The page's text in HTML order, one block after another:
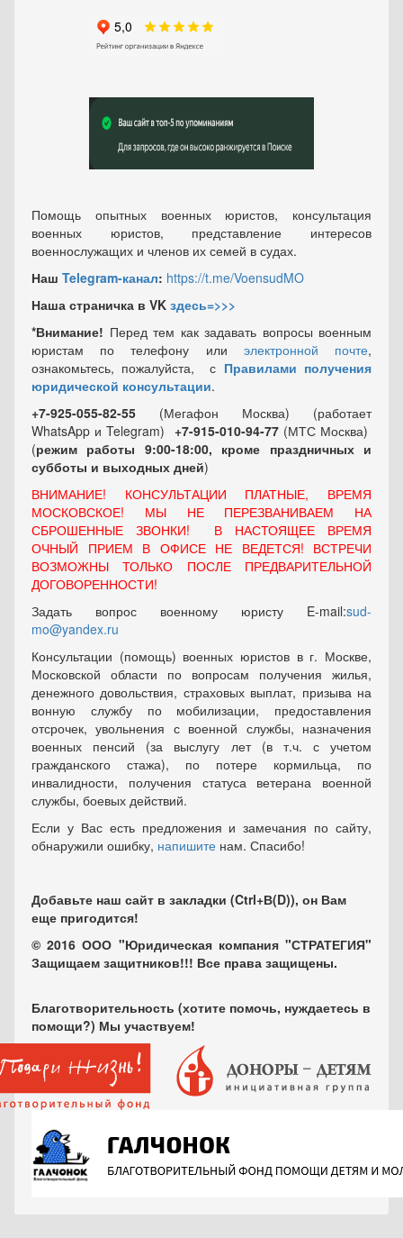
Помощь опытных военных юристов, консультация
военных юристов, представление интересов
военнослужащих и членов их семей в судах.
Наш Telegram-канал: https://t.me/VoensudMO
Наша страничка в VK здесь=>>>
*Внимание! Перед тем как задавать вопросы военным
юристам по телефону или электронной почте,
ознакомьтесь, пожалуйста, с Правилами получения
юридической консультации.
+7-925-055-82-55 (Мегафон Москва) (работает
WhatsApp и Telegram) +7-915-010-94-77 (МТС Москва)
(режим работы 9:00-18:00, кроме праздничных и
субботы и выходных дней)
ВНИМАНИЕ! КОНСУЛЬТАЦИИ ПЛАТНЫЕ, ВРЕМЯ
МОСКОВСКОЕ! МЫ НЕ ПЕРЕЗВАНИВАЕМ НА
СБРОШЕННЫЕ ЗВОНКИ! В НАСТОЯЩЕЕ ВРЕМЯ
ОЧНЫЙ ПРИЕМ В ОФИСЕ НЕ ВЕДЕТСЯ! ВСТРЕЧИ
ВОЗМОЖНЫ ТОЛЬКО ПОСЛЕ ПРЕДВАРИТЕЛЬНОЙ
ДОГОВОРЕННОСТИ!
Задать вопрос военному юристу E-mail:sud-
mo@yandex.ru
Консультации (помощь) военных юристов в г. Москве,
Московской области по вопросам получения жилья,
денежного довольствия, страховых выплат, призыва на
вонную службу по мобилизации, предоставления
отсрочек, увольнения с военной службы, назначения
военных пенсий (за выслугу лет (в т.ч. с учетом
гражданского стажа), по потере кормильца, по
инвалидности, получения статуса ветерана военной
службы, боевых действий.
Если у Вас есть предложения и замечания по сайту,
обнаружили ошибку, напишите нам. Спасибо!
Добавьте наш сайт в закладки (Ctrl+В(D)), он Вам
еще пригодится!
© 2016 ООО "Юридическая компания "СТРАТЕГИЯ"
Защищаем защитников!!! Все права защищены.
Благотворительность (хотите помочь, нуждаетесь в
помощи?) Мы участвуем!